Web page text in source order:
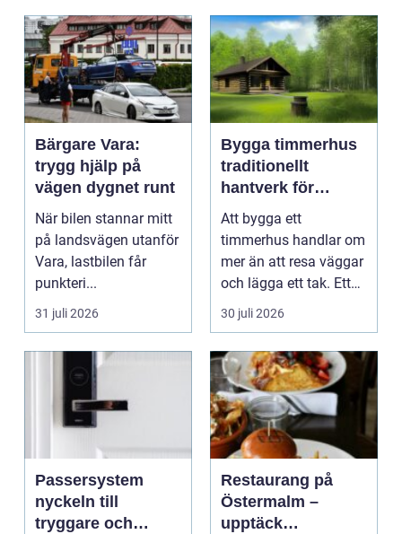
Bärgare Vara:
trygg hjälp på
vägen dygnet runt
När bilen stannar mitt
på landsvägen utanför
Vara, lastbilen får
punkteri...
31 juli 2026
Bygga timmerhus
traditionellt
hantverk för
moderna behov
Att bygga ett
timmerhus handlar om
mer än att resa väggar
och lägga ett tak. Ett
timmerhus är ett lå...
30 juli 2026
Passersystem
nyckeln till
tryggare och
Restaurang på
Östermalm –
upptäck